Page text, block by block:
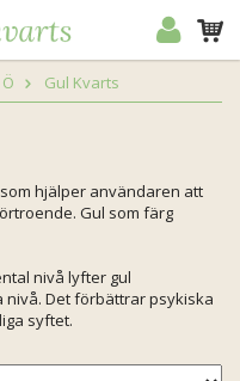
Gul Kvarts
hjälper användaren att
Gul som färg
nivå lyfter gul
nivå. Det förbättrar psykiska
syftet.